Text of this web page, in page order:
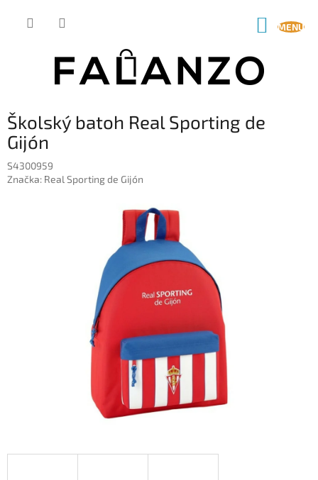
Školský batoh Real Sporting de
Gijón
S4300959
Značka: Real Sporting de Gijón